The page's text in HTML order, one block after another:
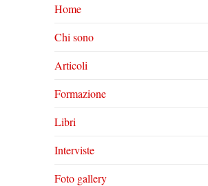
Home
Chi sono
Articoli
Formazione
Libri
Interviste
Foto gallery